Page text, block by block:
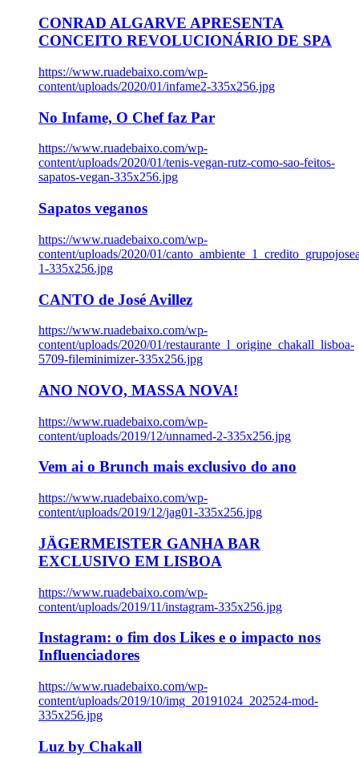
CONRAD ALGARVE APRESENTA
CONCEITO REVOLUCIONÁRIO DE SPA
https://www.ruadebaixo.com/wp-
content/uploads/2020/01/infame2-335x256.jpg
No Infame, O Chef faz Par
https://www.ruadebaixo.com/wp-
content/uploads/2020/01/tenis-vegan-rutz-como-sao-feitos-
sapatos-vegan-335x256.jpg
Sapatos veganos
https://www.ruadebaixo.com/wp-
content/uploads/2020/01/
1-335x256.jpg
CANTO de José Avillez
https://www.ruadebaixo.com/wp-
content/uploads/2020/01/restaurante_l_origine_chakall_lisboa-
5709-fileminimizer-335x256.jpg
ANO NOVO, MASSA NOVA!
https://www.ruadebaixo.com/wp-
content/uploads/2019/12/unnamed-2-335x256.jpg
Vem ai o Brunch mais exclusivo do ano
https://www.ruadebaixo.com/wp-
content/uploads/2019/12/jag01-335x256.jpg
JÄGERMEISTER GANHA BAR
EXCLUSIVO EM LISBOA
https://www.ruadebaixo.com/wp-
content/uploads/2019/11/instagram-335x256.jpg
Instagram: o fim dos Likes e o impacto nos
Influenciadores
https://www.ruadebaixo.com/wp-
content/uploads/2019/10/img_20191024_202524-mod-
335x256.jpg
Luz by Chakall